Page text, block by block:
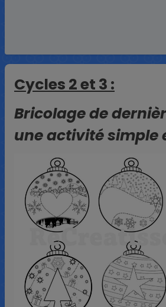
Cycles 2 et 3 :
Bricolage de
une activité simple